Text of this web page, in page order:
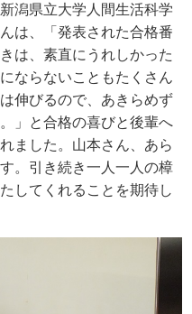
潟県立大学人間生活科学
は、「発表された合格番
は、素直にうれしかった
ならないこともたくさん
伸びるので、あきらめず
」と合格の喜びと後輩へ
ました。山本さん、あら
。引き続き一人一人の樟
してくれることを期待し